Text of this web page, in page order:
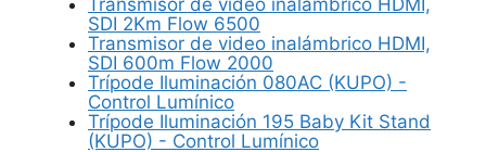
SDI 2Km Flow 6500
Transmisor de video inalámbrico HDMI,
SDI 600m Flow 2000
Trípode Iluminación 080AC (KUPO) -
Control Lumínico
Trípode Iluminación 195 Baby Kit Stand
(KUPO) - Control Lumínico